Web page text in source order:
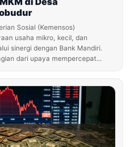
Sosial (Kemensos)
usaha mikro, kecil, dan
sinergi dengan Bank Mandiri.
dari upaya mempercepat…